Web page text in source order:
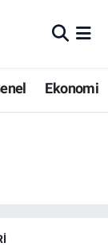
Ekonomi